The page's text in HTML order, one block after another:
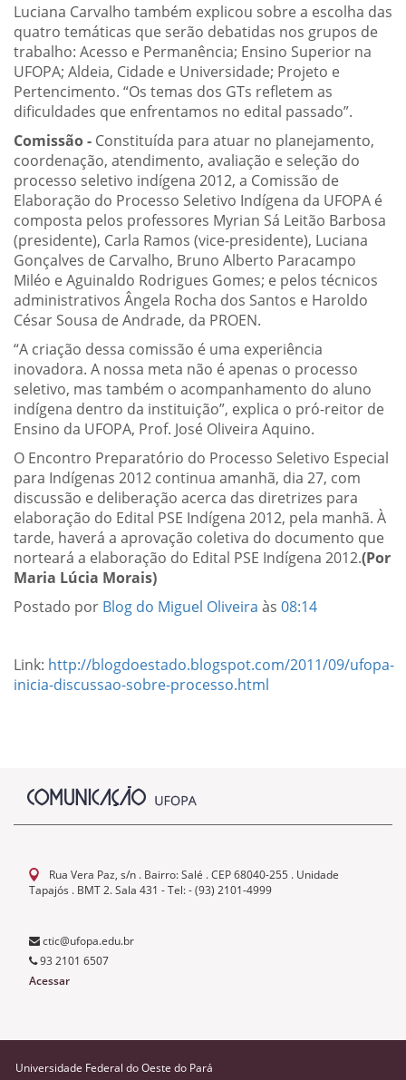
Luciana Carvalho também explicou sobre a escolha das
quatro temáticas que serão debatidas nos grupos de
trabalho: Acesso e Permanência; Ensino Superior na
UFOPA; Aldeia, Cidade e Universidade; Projeto e
Pertencimento. “Os temas dos GTs refletem as
dificuldades que enfrentamos no edital passado”.
Comissão - Constituída para atuar no planejamento,
coordenação, atendimento, avaliação e seleção do
processo seletivo indígena 2012, a Comissão de
Elaboração do Processo Seletivo Indígena da UFOPA é
composta pelos professores Myrian Sá Leitão Barbosa
(presidente), Carla Ramos (vice-presidente), Luciana
Gonçalves de Carvalho, Bruno Alberto Paracampo
Miléo e Aguinaldo Rodrigues Gomes; e pelos técnicos
administrativos Ângela Rocha dos Santos e Haroldo
César Sousa de Andrade, da PROEN.
“A criação dessa comissão é uma experiência
inovadora. A nossa meta não é apenas o processo
seletivo, mas também o acompanhamento do aluno
indígena dentro da instituição”, explica o pró-reitor de
Ensino da UFOPA, Prof. José Oliveira Aquino.
O Encontro Preparatório do Processo Seletivo Especial
para Indígenas 2012 continua amanhã, dia 27, com
discussão e deliberação acerca das diretrizes para
elaboração do Edital PSE Indígena 2012, pela manhã. À
tarde, haverá a aprovação coletiva do documento que
norteará a elaboração do Edital PSE Indígena 2012.(Por
Maria Lúcia Morais)
Postado por Blog do Miguel Oliveira às 08:14
Link: http://blogdoestado.blogspot.com/2011/09/ufopa-
inicia-discussao-sobre-processo.html
Rua Vera Paz, s/n . Bairro: Salé . CEP 68040-255 . Unidade
Tapajós . BMT 2. Sala 431 - Tel: - (93) 2101-4999
ctic@ufopa.edu.br
93 2101 6507
Acessar
Universidade Federal do Oeste do Pará